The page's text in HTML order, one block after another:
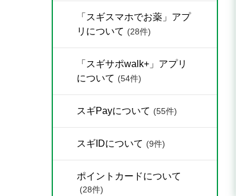
「スギスマホでお薬」アプ
リについて (28件)
「スギサポwalk+」アプリ
について (54件)
スギPayについて (55件)
スギIDについて (9件)
ポイントカードについて
(28件)